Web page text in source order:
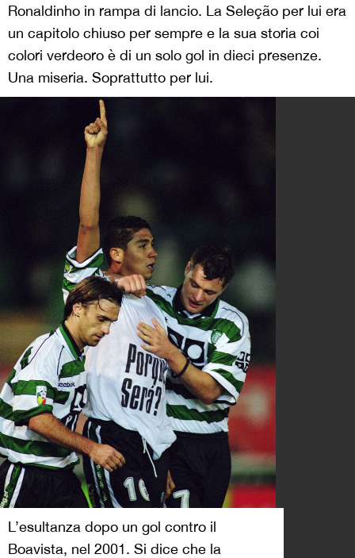
Ronaldinho in rampa di lancio. La Seleção per lui era
un capitolo chiuso per sempre e la sua storia coi
colori verdeoro è di un solo gol in dieci presenze.
Una miseria. Soprattutto per lui.
L’esultanza dopo un gol contro il
Boavista, nel 2001. Si dice che la